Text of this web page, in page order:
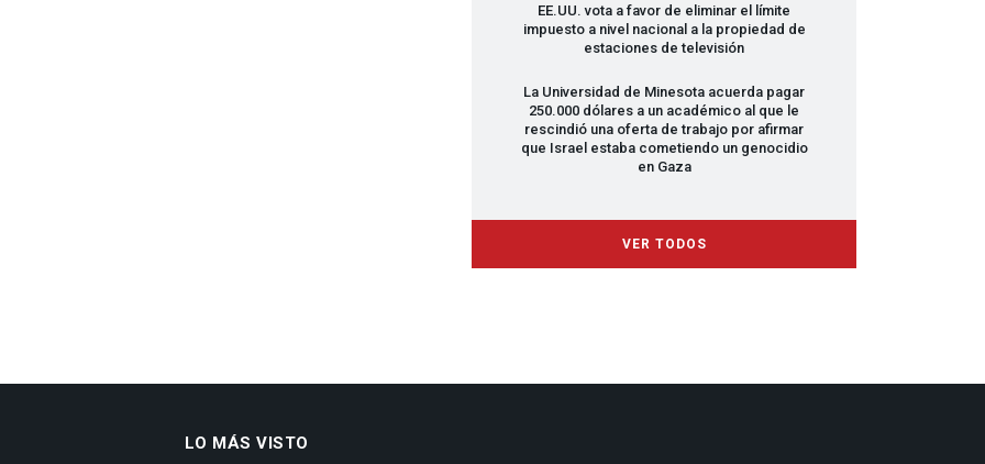
EE.UU. vota a favor de eliminar el límite
impuesto a nivel nacional a la propiedad de
estaciones de televisión
La Universidad de Minesota acuerda pagar
250.000 dólares a un académico al que le
rescindió una oferta de trabajo por afirmar
que Israel estaba cometiendo un genocidio
en Gaza
VER TODOS
LO MÁS VISTO